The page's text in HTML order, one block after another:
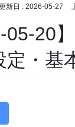
新日 : 2026-05-27
05-20
定・基